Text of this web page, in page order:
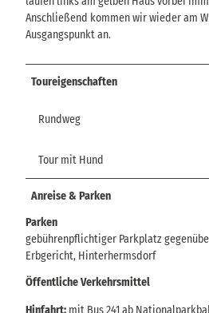
Anschließend kommen wir wieder am
Ausgangspunkt an.
Toureigenschaften
Rundweg
Tour mit Hund
Anreise & Parken
Parken
gebührenpflichtiger Parkplatz
Erbgericht, Hinterhermsdorf
Öffentliche Verkehrsmittel